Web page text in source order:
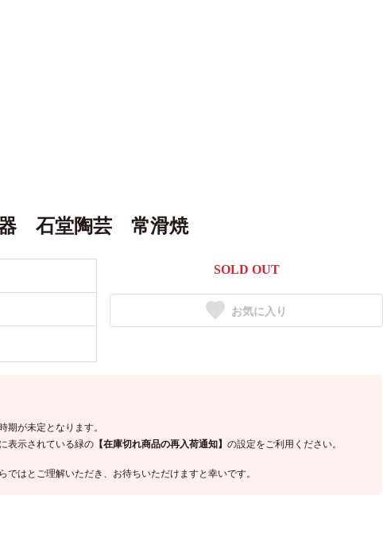
石堂陶芸 常滑焼
SOLD OUT
お気に入り
期が未定となります。
表示されている緑の 【在庫切れ商品の再入荷通知】 の設定をご利用ください。
はとご理解いただき、お待ちいただけますと幸いです。